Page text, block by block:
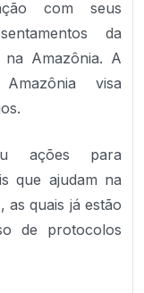
com seus
da
Amazônia. A
visa
ações para
que ajudam na
as quais já estão
de protocolos